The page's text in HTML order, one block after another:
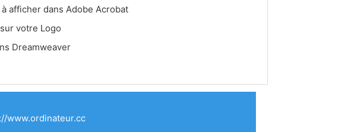
afficher dans Adobe Acrobat
votre Logo
Dreamweaver
www.ordinateur.cc